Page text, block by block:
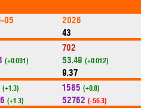
05 2026
43
702
(+0.091) 53.49 (+0.012)
9.37
(+1.3) 1585 (+0.8)
(+1.3) 52762 (-56.3)